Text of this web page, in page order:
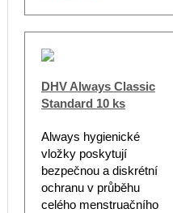
DHV Always Classic
Standard 10 ks
Always hygienické
vložky poskytují
bezpečnou a diskrétní
ochranu v průběhu
celého menstruačního